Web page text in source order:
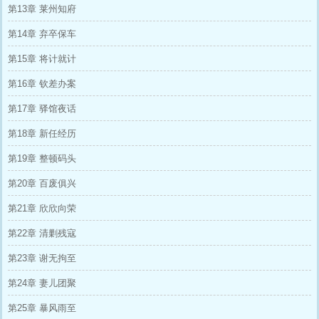
第13章 莱州知府
第14章 弃卒保车
第15章 将计就计
第16章 钦差办案
第17章 驿馆夜话
第18章 新任经历
第19章 整顿码头
第20章 百废俱兴
第21章 欣欣向荣
第22章 清剿残寇
第23章 谢无拘至
第24章 妻儿团聚
第25章 暴风雨至